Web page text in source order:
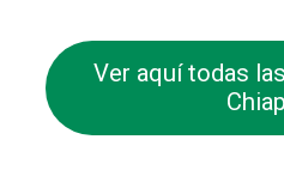
Ver aquí todas